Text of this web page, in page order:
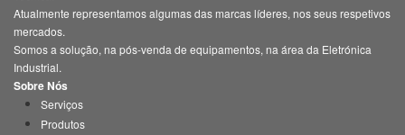
Atualmente representamos algumas das marcas líderes, nos seus respetivos
mercados.
Somos a solução, na pós-venda de equipamentos, na área da Eletrónica
Industrial.
Sobre Nós
Serviços
Produtos